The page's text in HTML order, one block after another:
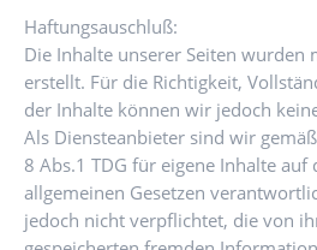
Haftungsauschluß:
Die Inhalte unserer Seiten wurden
erstellt. Für die Richtigkeit,
der Inhalte können wir jedoch
Als Diensteanbieter sind wir
8 Abs.1 TDG für eigene Inhalte auf
allgemeinen Gesetzen
jedoch nicht verpflichtet, die von